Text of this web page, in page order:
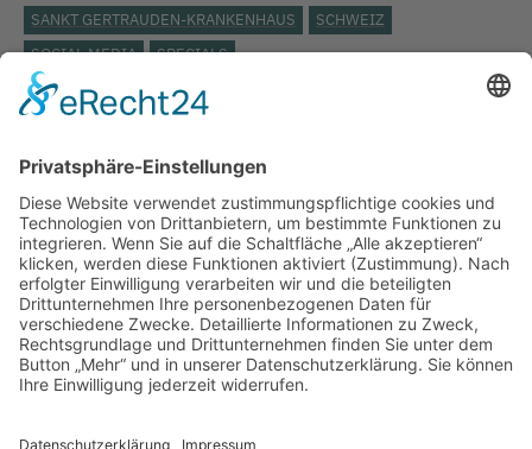
SANKT GERTRAUDEN-KRANKENHAUS
SCHWEIZ
SOCIAL MEDIA
SPECIALS
STÄDTISCHES KLINIKUM LÜNEBURG
UKB
UKRAINE
VERANSTALTUNG
VERBAND DER ERSATZKASSEN
VEREINBARKEIT
VIDEO
VIELFALT
VIVANTES WEITERBILDUNG
WERTSCHÄTZUNG
WIEDEREINSTIEG
WISSENSCHAFT
WISSENSWERT
ZEITARBEIT